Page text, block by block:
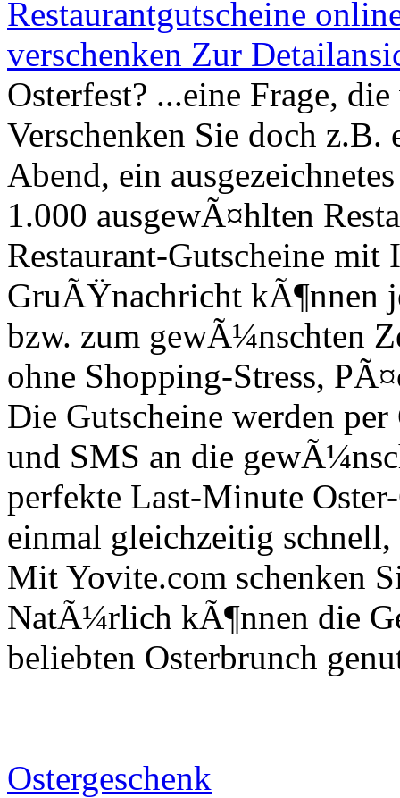
Osterfest? ...eine Frage,
Verschenken Sie doch z.B.
Abend, ein
1.000 ausgewÃ¤hlten
Restaurant-Gutscheine
GruÃŸnachricht kÃ¶nnen
bzw. zum gewÃ¼nschten
ohne Shopping-Stress,
Die Gutscheine werden
und SMS an die
perfekte Last-Minute
einmal gleichzeitig
Mit Yovite.com schenken
NatÃ¼rlich kÃ¶nnen die
beliebten Osterbrunch
Ostergeschenk